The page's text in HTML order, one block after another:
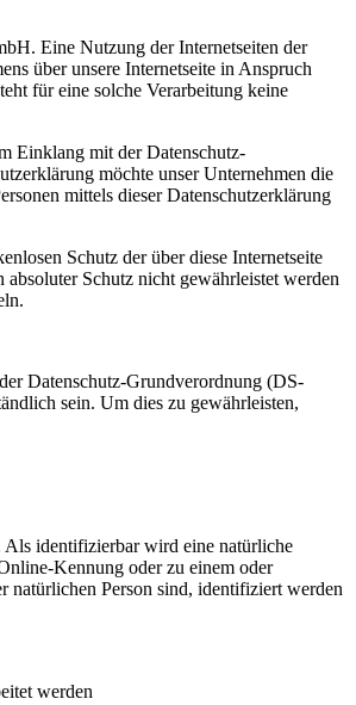
Eine Nutzung der Internetseiten der
über unsere Internetseite in Anspruch
für eine solche Verarbeitung keine
Einklang mit der Datenschutz-
möchte unser Unternehmen die
mittels dieser Datenschutzerklärung
Schutz der über diese Internetseite
absoluter Schutz nicht gewährleistet werden
Datenschutz-Grundverordnung (DS-
sein. Um dies zu gewährleisten,
Als identifizierbar wird eine natürliche
Kennung oder zu einem oder
natürlichen Person sind, identifiziert werden
werden